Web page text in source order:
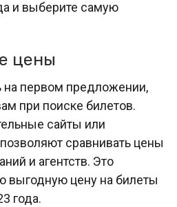
и выберите самую
цены
на первом предложении,
при поиске билетов.
сайты или
сравнивать цены
и агентств. Это
выгодную цену на билеты
года.